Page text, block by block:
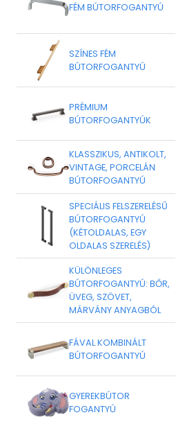
FÉM BÚTORFOGANTYÚ
SZÍNES FÉM
BÚTORFOGANTYÚ
PRÉMIUM
BÚTORFOGANTYÚK
KLASSZIKUS, ANTIKOLT,
VINTAGE, PORCELÁN
BÚTORFOGANTYÚ
SPECIÁLIS FELSZERELÉSŰ
BÚTORFOGANTYÚ
(KÉTOLDALAS, EGY
OLDALAS SZERELÉS)
KÜLÖNLEGES
BÚTORFOGANTYÚ: BŐR,
ÜVEG, SZÖVET,
MÁRVÁNY ANYAGBÓL
FÁVAL KOMBINÁLT
BÚTORFOGANTYÚ
GYEREKBÚTOR
FOGANTYÚ